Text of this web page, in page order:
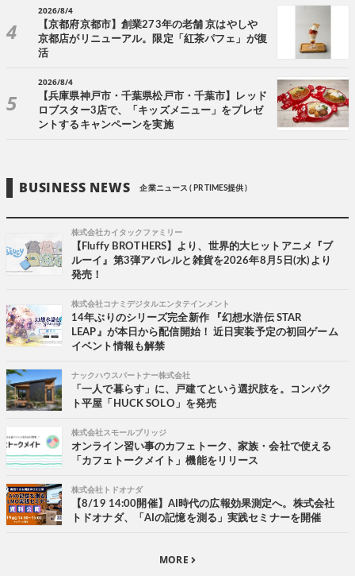
2026/8/4
【京都府京都市】創業273年の老舗 京はやしや
京都店がリニューアル。限定「紅茶パフェ」が復
活
2026/8/4
【兵庫県神戸市・千葉県松戸市・千葉市】レッド
ロブスター3店で、「キッズメニュー」をプレゼ
ントするキャンペーンを実施
BUSINESS NEWS 企業ニュース ( PR TIMES提供 )
株式会社カイタックファミリー
【Fluffy BROTHERS】より、世界的大ヒットアニメ『ブ
ルーイ』第3弾アパレルと雑貨を2026年8月5日(水)より
発売！
株式会社コナミデジタルエンタテインメント
14年ぶりのシリーズ完全新作 『幻想水滸伝 STAR
LEAP』が本日から配信開始！ 近日実装予定の初回ゲーム
イベント情報も解禁
ナックハウスパートナー株式会社
「一人で暮らす」に、戸建てという選択肢を。コンパク
ト平屋「HUCK SOLO」を発売
株式会社スモールブリッジ
オンライン習い事のカフェトーク、家族・会社で使える
「カフェトークメイト」機能をリリース
株式会社トドオナダ
【8/19 14:00開催】AI時代の広報効果測定へ。株式会社
トドオナダ、「AIの記憶を測る」実践セミナーを開催
MORE